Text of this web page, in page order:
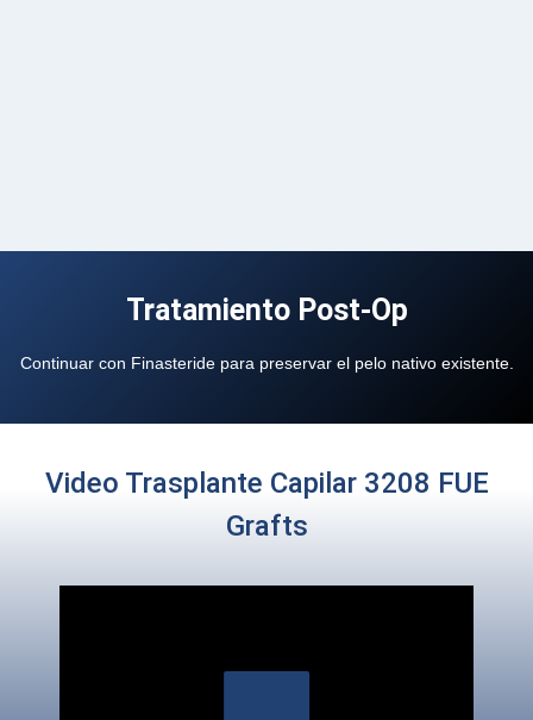
Tratamiento Post-Op
Continuar con Finasteride para preservar el pelo nativo existente.
Video Trasplante Capilar 3208 FUE
Grafts